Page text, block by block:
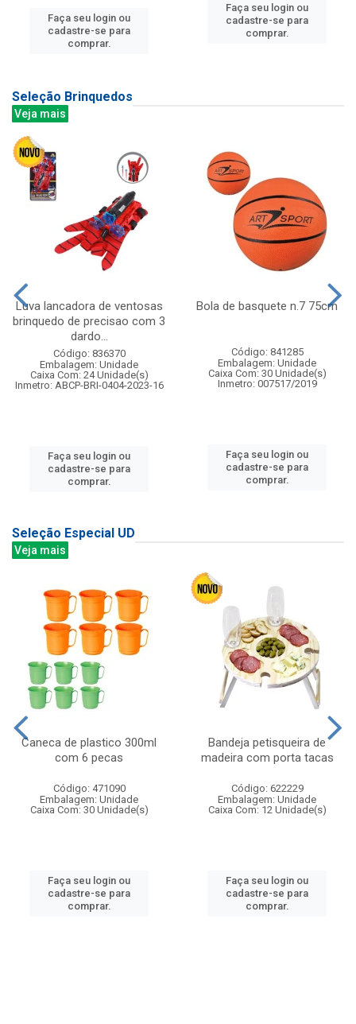
Faça seu login ou
cadastre-se para
comprar.
Faça seu login ou
cadastre-se para
comprar.
Seleção Brinquedos
Veja mais
Luva lancadora de ventosas
brinquedo de precisao com 3
dardo...
Código: 836370
Embalagem: Unidade
Caixa Com: 24 Unidade(s)
Inmetro: ABCP-BRI-0404-2023-16
Faça seu login ou
cadastre-se para
comprar.
Bola de basquete n.7 75cm
Código: 841285
Embalagem: Unidade
Caixa Com: 30 Unidade(s)
Inmetro: 007517/2019
Faça seu login ou
cadastre-se para
comprar.
Seleção Especial UD
Veja mais
Caneca de plastico 300ml
com 6 pecas
Código: 471090
Embalagem: Unidade
Caixa Com: 30 Unidade(s)
Faça seu login ou
cadastre-se para
comprar.
Bandeja petisqueira de
madeira com porta tacas
Código: 622229
Embalagem: Unidade
Caixa Com: 12 Unidade(s)
Faça seu login ou
cadastre-se para
comprar.